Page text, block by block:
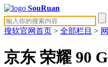
SouRuan
搜软官网首页 > 全部栏目 >
京东 荣耀 90